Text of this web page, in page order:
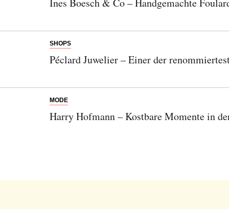
Ines Boesch & Co – Handgemachte
SHOPS
Péclard Juwelier – Einer der
MODE
Harry Hofmann – Kostbare Momente in